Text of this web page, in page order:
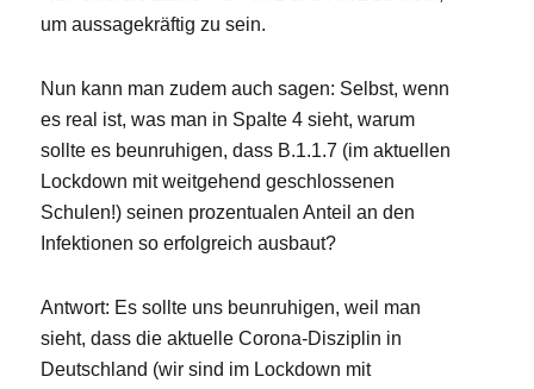
um aussagekräftig zu sein.
Nun kann man zudem auch sagen: Selbst, wenn
es real ist, was man in Spalte 4 sieht, warum
sollte es beunruhigen, dass B.1.1.7 (im aktuellen
Lockdown mit weitgehend geschlossenen
Schulen!) seinen prozentualen Anteil an den
Infektionen so erfolgreich ausbaut?
Antwort: Es sollte uns beunruhigen, weil man
sieht, dass die aktuelle Corona-Disziplin in
Deutschland (wir sind im Lockdown mit